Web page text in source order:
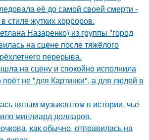
её до самой своей смерти -
стиле жутких хорроров.
Назаренко) из группы "город
на сцене после тяжёлого
перерыва.
на сцену и спокойно исполнила
поёт не "для Картинки", а для людей в
пятым музыкантом в истории, чье
миллиард долларов.
как обычно, отправилась на